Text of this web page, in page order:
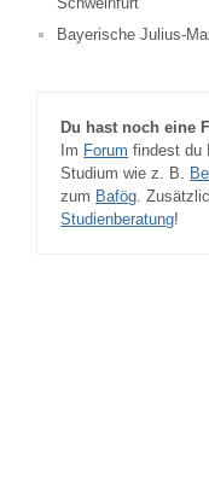
Bayerische Julius-
Du hast noch eine
Im Forum findest du
Studium wie z. B.
zum Bafög.
Studienberatung!